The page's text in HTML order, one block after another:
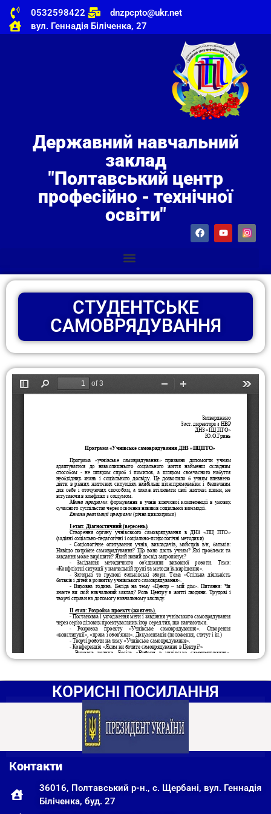
0532598422
dnzpcpto@ukr.net
вул. Геннадія Біліченка, 27
Державний навчальний
заклад
"Полтавський центр
професійно - технічної
освіти"
СТУДЕНТСЬКЕ
САМОВРЯДУВАННЯ
КОРИСНІ ПОСИЛАННЯ
Контакти
36016, Полтавський р-н., с. Щербані, вул. Геннадія
Біліченка, буд. 27